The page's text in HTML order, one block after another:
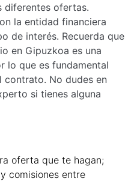
diferentes ofertas.
la entidad financiera
de interés. Recuerda que
en Gipuzkoa es una
lo que es fundamental
contrato. No dudes en
si tienes alguna
oferta que te hagan;
comisiones entre